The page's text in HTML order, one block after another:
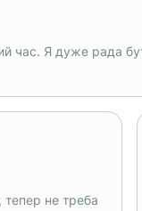
тепер не треба
час. Я дуже рада